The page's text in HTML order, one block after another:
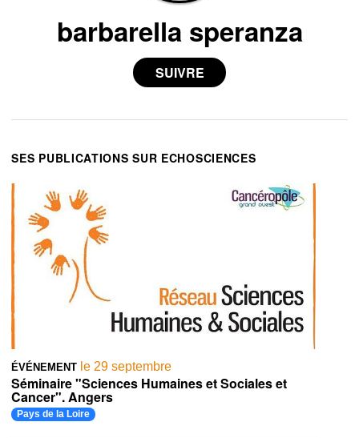
barbarella speranza
SES PUBLICATIONS SUR ECHOSCIENCES
ÉVÉNEMENT le 29 septembre
Séminaire "Sciences Humaines et Sociales et
Cancer". Angers
Pays de la Loire